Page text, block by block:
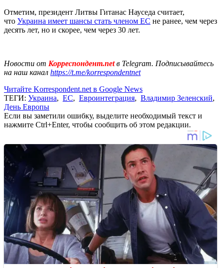
Отметим, президент Литвы Гитанас Науседа считает,
что Украина имеет шансы стать членом ЕС не ранее, чем через
десять лет, но и скорее, чем через 30 лет.
Новости от Корреспондент.netв Telegram. Подписывайтесь
на наш канал https://t.me/korrespondentnet
Читайте Korrespondent.net в Google News
ТЕГИ: Украина, ЕС, Евроинтеграция, Владимир Зеленский,
День Европы
Если вы заметили ошибку, выделите необходимый текст и
нажмите Ctrl+Enter, чтобы сообщить об этом редакции.